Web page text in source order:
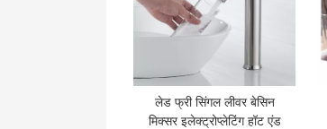
लेड फ्री सिंगल लीवर बेसिन
मिक्सर इलेक्ट्रोप्लेटिंग हॉट एंड